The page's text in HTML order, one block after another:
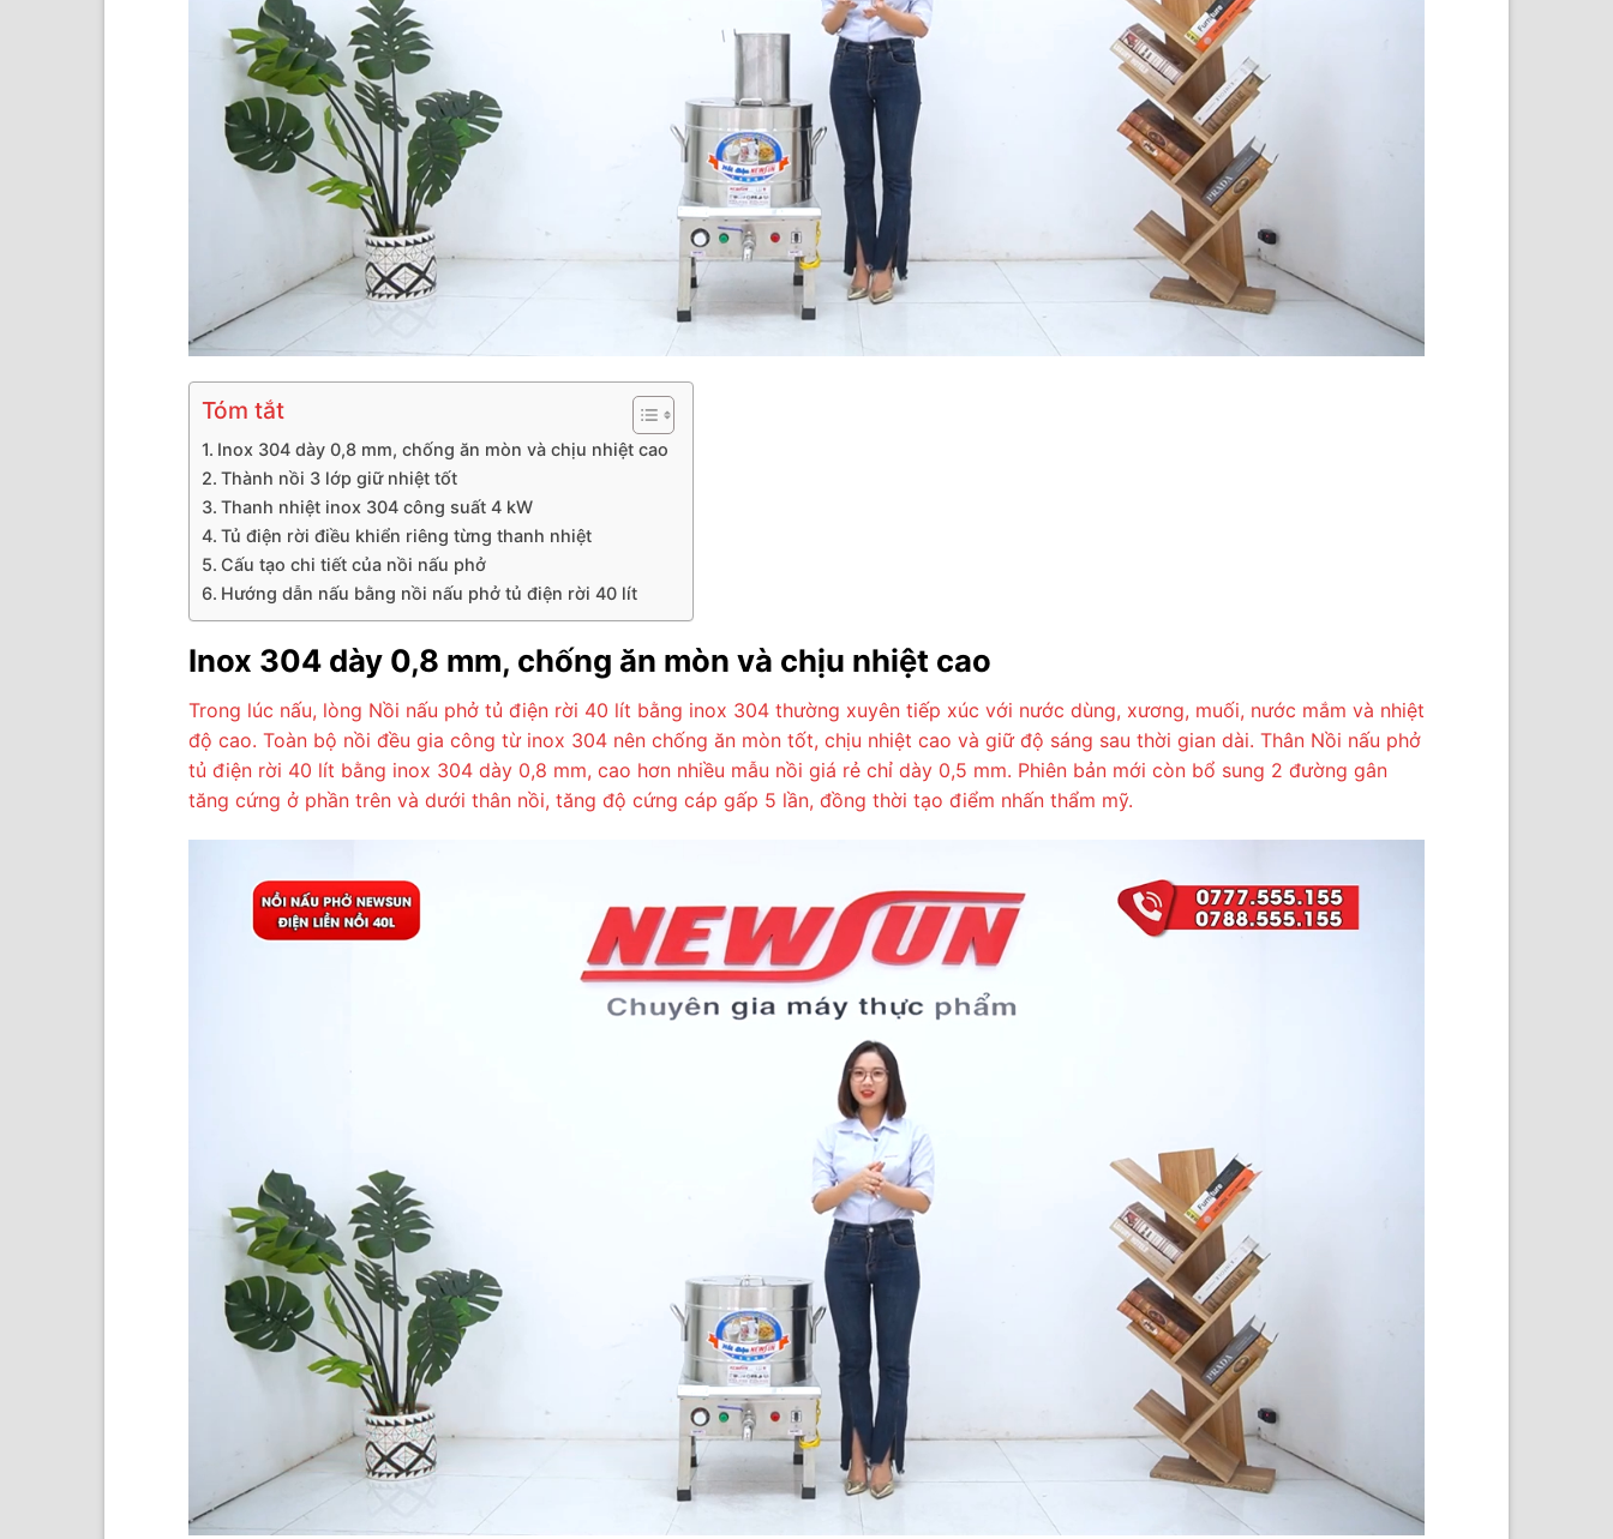
Tóm tắt
Inox 304 dày 0,8 mm, chống ăn mòn và chịu nhiệt cao
Thành nồi 3 lớp giữ nhiệt tốt
Thanh nhiệt inox 304 công suất 4 kW
Tủ điện rời điều khiển riêng từng thanh nhiệt
Cấu tạo chi tiết của nồi nấu phở
Hướng dẫn nấu bằng nồi nấu phở tủ điện rời 40 lít
Inox 304 dày 0,8 mm, chống ăn mòn và chịu nhiệt cao
Trong lúc nấu, lòng Nồi nấu phở tủ điện rời 40 lít bằng inox 304 thường xuyên tiếp xúc với nước dùng, xương, muối, nước mắm và nhiệt
độ cao. Toàn bộ nồi đều gia công từ inox 304 nên chống ăn mòn tốt, chịu nhiệt cao và giữ độ sáng sau thời gian dài. Thân Nồi nấu phở
tủ điện rời 40 lít bằng inox 304 dày 0,8 mm, cao hơn nhiều mẫu nồi giá rẻ chỉ dày 0,5 mm. Phiên bản mới còn bổ sung 2 đường gân
tăng cứng ở phần trên và dưới thân nồi, tăng độ cứng cáp gấp 5 lần, đồng thời tạo điểm nhấn thẩm mỹ.